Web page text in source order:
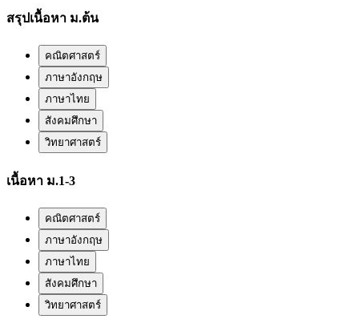
สรุปเนื้อหา ม.ต้น
คณิตศาสตร์
ภาษาอังกฤษ
ภาษาไทย
สังคมศึกษา
วิทยาศาสตร์
เนื้อหา ม.1-3
คณิตศาสตร์
ภาษาอังกฤษ
ภาษาไทย
สังคมศึกษา
วิทยาศาสตร์